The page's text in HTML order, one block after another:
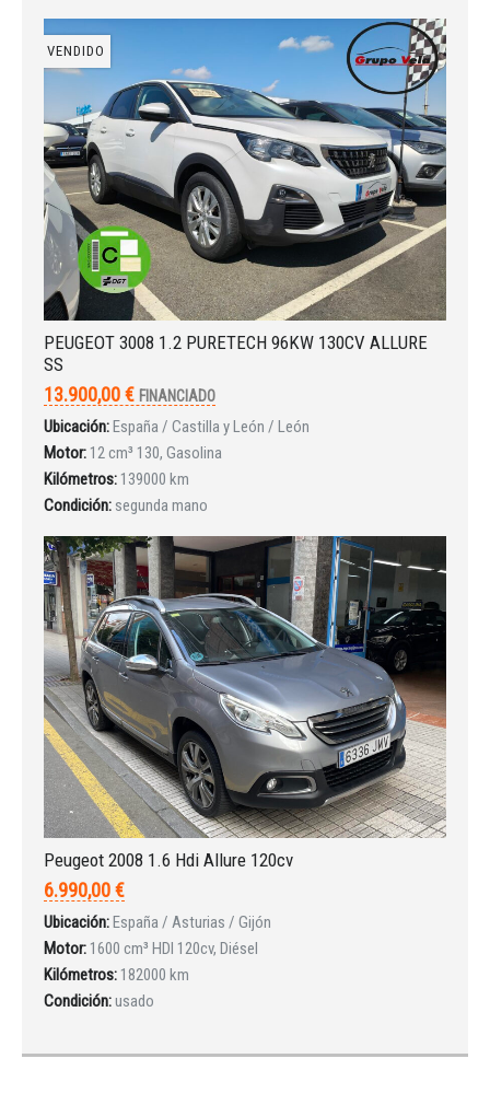
INICIAR SESIÓN
¿Ha olvidado la contraseña?
VENDIDO
PEUGEOT 3008 1.2 PURETECH 96KW 130CV ALLURE
SS
13.900,00 € FINANCIADO
Ubicación: España / Castilla y León / León
Motor: 12 cm³ 130, Gasolina
Kilómetros: 139000 km
Condición: segunda mano
Peugeot 2008 1.6 Hdi Allure 120cv
6.990,00 €
Ubicación: España / Asturias / Gijón
Motor: 1600 cm³ HDI 120cv, Diésel
Kilómetros: 182000 km
Condición:usado